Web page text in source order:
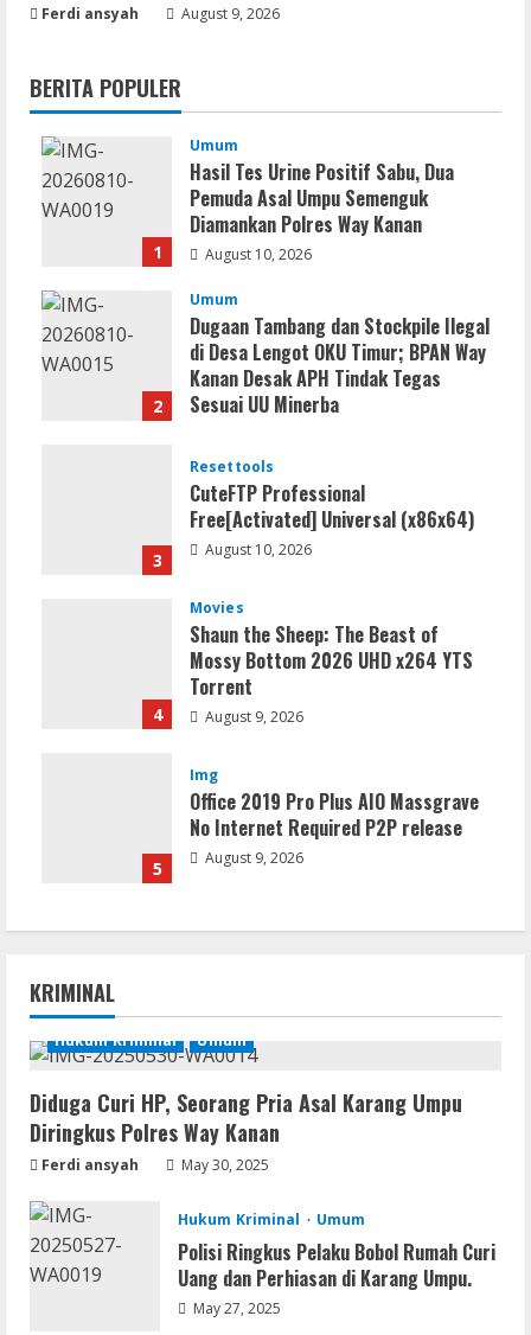
Ferdi ansyah August 9, 2026
BERITA POPULER
1
Umum
Hasil Tes Urine Positif Sabu, Dua
Pemuda Asal Umpu Semenguk
Diamankan Polres Way Kanan
August 10, 2026
2
Umum
Dugaan Tambang dan Stockpile Ilegal
di Desa Lengot OKU Timur; BPAN Way
Kanan Desak APH Tindak Tegas
Sesuai UU Minerba
3
Resettools
CuteFTP Professional
Free[Activated] Universal (x86x64)
August 10, 2026
4
Movies
Shaun the Sheep: The Beast of
Mossy Bottom 2026 UHD x264 YTS
Torrent
August 9, 2026
5
Img
Office 2019 Pro Plus AIO Massgrave
No Internet Required P2P release
August 9, 2026
KRIMINAL
Hukum Kriminal Umum
Diduga Curi HP, Seorang Pria Asal Karang Umpu
Diringkus Polres Way Kanan
Ferdi ansyah May 30, 2025
Hukum Kriminal Umum
Polisi Ringkus Pelaku Bobol Rumah Curi
Uang dan Perhiasan di Karang Umpu.
May 27, 2025